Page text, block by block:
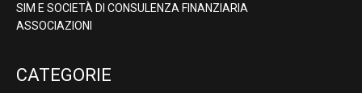
SIM E SOCIETÀ DI CONSULENZA FINANZIARIA
ASSOCIAZIONI
CATEGORIE